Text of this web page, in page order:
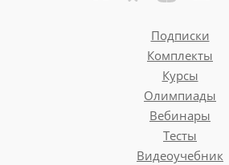
Подписки
Комплекты
Курсы
Олимпиады
Вебинары
Тесты
Видеоучебник